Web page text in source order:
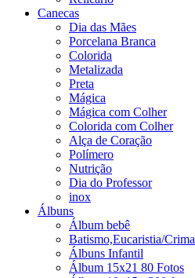
Canecas
Dia das Mães
Porcelana Branca
Colorida
Metalizada
Preta
Mágica
Mágica com Colher
Colorida com Colher
Alça de Coração
Polímero
Nutrição
Dia do Professor
inox
Álbuns
Álbum bebê
Batismo,Eucaristia/Crima
Álbuns Infantil
Álbum 15x21 80 Fotos